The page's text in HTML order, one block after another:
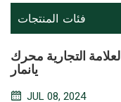
فئات المنتجات
التجارية محرك
يانمار
JUL 08, 2024